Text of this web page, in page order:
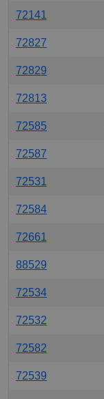
72141
72827
72829
72813
72585
72587
72531
72584
72661
88529
72534
72532
72582
72539